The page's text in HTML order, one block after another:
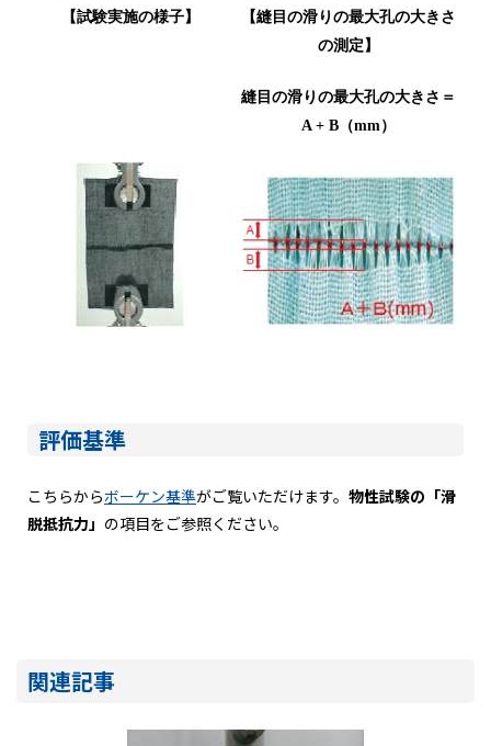
【試験実施の様子】
【縫目の滑りの最大孔の大きさ
の測定 】
縫目の滑りの最大孔の大きさ＝
A + B（mm ）
評価基準
こちらからボーケン基準がご覧いただけます。 物性試験の「滑
脱抵抗力」 の項目をご参照ください。
関連記事